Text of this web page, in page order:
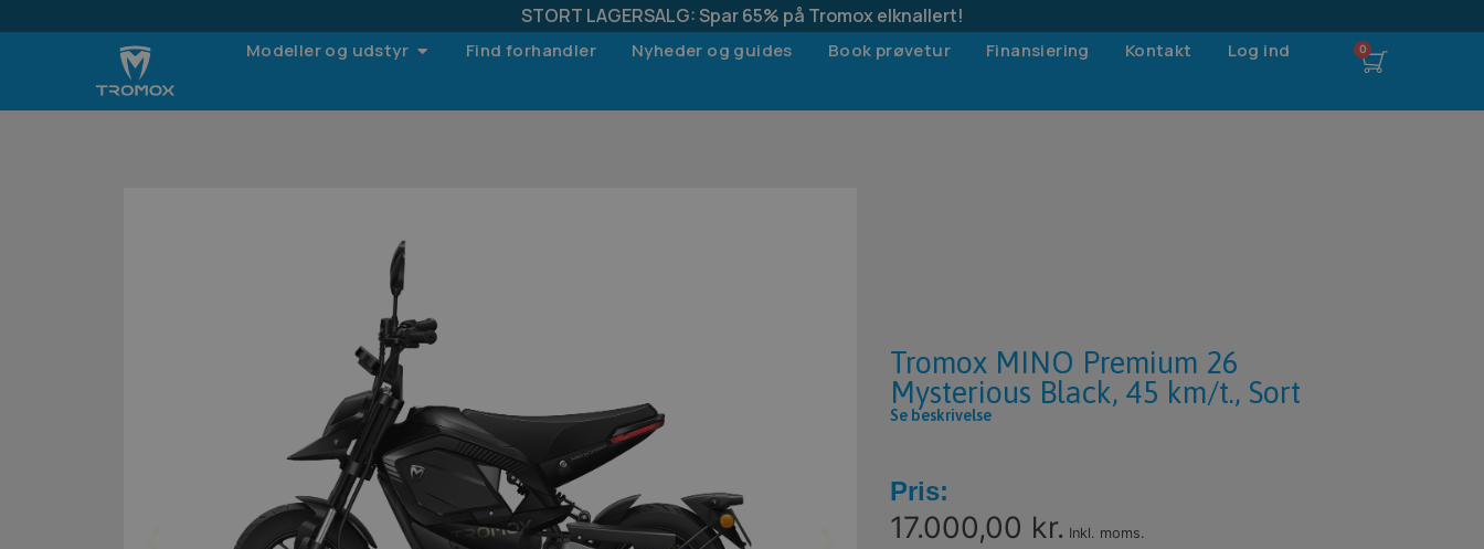
STORT LAGERSALG: Spar 65% på Tromox elknallert!
Modeller og udstyr Find forhandler Nyheder og guides Book prøvetur Finansiering Kontakt Log ind
Tromox MINO Premium 26
Mysterious Black, 45 km/t., Sort
Se beskrivelse
Pris:
17.000,00 kr. Inkl. moms.